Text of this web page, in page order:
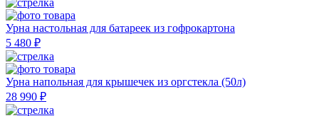
Урна настольная для батареек из гофрокартона
5 480 ₽
Урна напольная для крышечек из оргстекла (50л)
28 990 ₽